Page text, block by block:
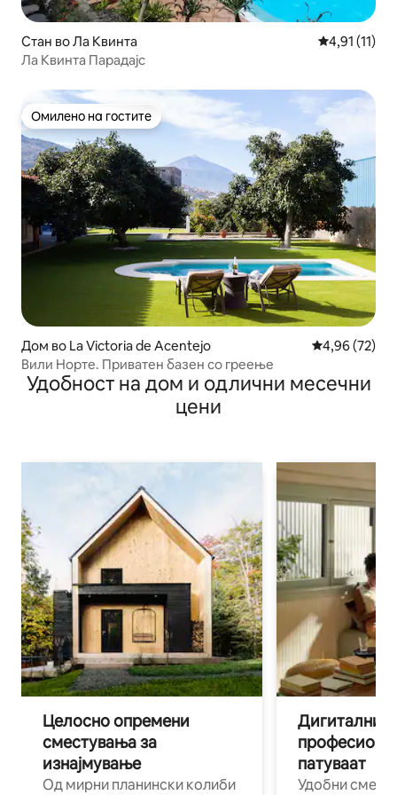
Стан во Ла Квинта Просечна
4,91 (11)
Ла Квинта Парадајс
Омилено на гостите
Омилено на гостите
Дом во La Victoria de Acentejo Просечна
4,96 (72)
Вили Норте. Приватен базен со греење
Удобност на дом и одлични месечни
цени
Целосно опремени
сместувања за
изнајмување
Од мирни планински колиби
Дигитални
патуваат
Удобни